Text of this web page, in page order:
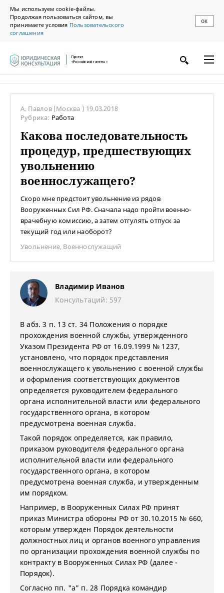
Мы используем cookie-файлы.
Продолжая пользоваться сайтом, вы
принимаете условия Пользовательского
соглашения
ОК
Проект
«Российской газеты»
А. Павлов (Москва ) 19.03.2018
Рубрика: Работа
Какова последовательность
процедур, предшествующих
увольнению
военнослужащего?
Скоро мне предстоит увольнение из рядов
Вооруженных Сил РФ. Сначала надо пройти военно-
врачебную комиссию, а затем отгулять отпуск за
текущий год или наоборот?
Увольнение, Военнослужащий
Владимир Иванов
Консультаций: 597
В абз. 3 п. 13 ст. 34 Положения о порядке
прохождения военной службы, утвержденного
Указом Президента РФ от 16.09.1999 № 1237,
установлено, что порядок представления
военнослужащего к увольнению с военной службы
и оформления соответствующих документов
определяется руководителем федерального
органа исполнительной власти или федерального
государственного органа, в котором
предусмотрена военная служба.
Такой порядок определяется, как правило,
приказом руководителя федерального органа
исполнительной власти или федерального
государственного органа, в котором
предусмотрена военная служба, и утвержденным
им порядком.
Например, в Вооруженных Силах РФ принят
приказ Министра обороны РФ от 30.10.2015 № 660,
которым утвержден Порядок деятельности
должностных лиц и органов военного управления
по организации прохождения военной службы по
контракту в Вооруженных Силах РФ (далее -
Порядок).
Согласно пп. "а" п. 28 Порядка командир